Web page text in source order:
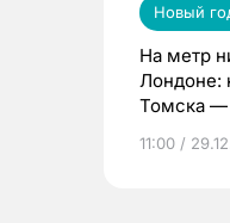
Новый
На метр
Лондоне:
Томска —
11:00 /